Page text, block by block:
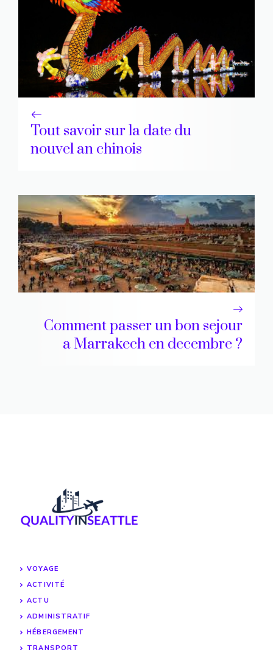
Tout savoir sur la date du
nouvel an chinois
Comment passer un bon sejour
a Marrakech en decembre ?
VOYAGE
ACTIVITÉ
ACTU
ADMINISTRATIF
HÉBERGEMENT
TRANSPORT